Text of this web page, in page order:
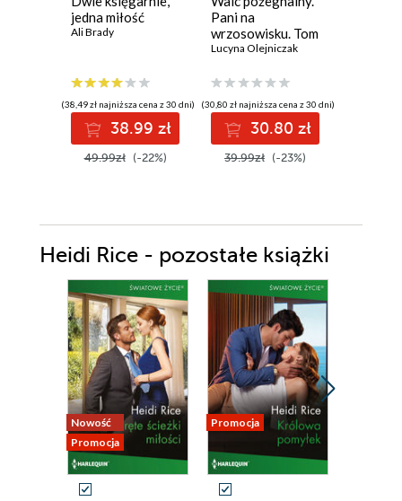
jedna miłość
Ali Brady
(38,49 zł najniższa cena z 30 dni)
38.99 zł
49.99zł (-22%)
Pani na
wrzosowisku. Tom
4.
Lucyna Olejniczak
(30,80 zł najniższa cena z 30 dni)
30.80 zł
39.99zł (-23%)
Heidi Rice - pozostałe książki
Nowość
Promocja
Promocja